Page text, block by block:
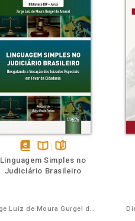
disponível
em
Disponível
na
páginas
Linguagem Simples no
Judiciário Brasileiro
Jorge Luiz de Moura Gurgel do Amaral